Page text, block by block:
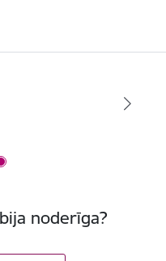
noderīga?